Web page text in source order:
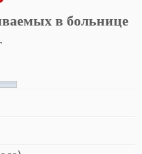
в больнице